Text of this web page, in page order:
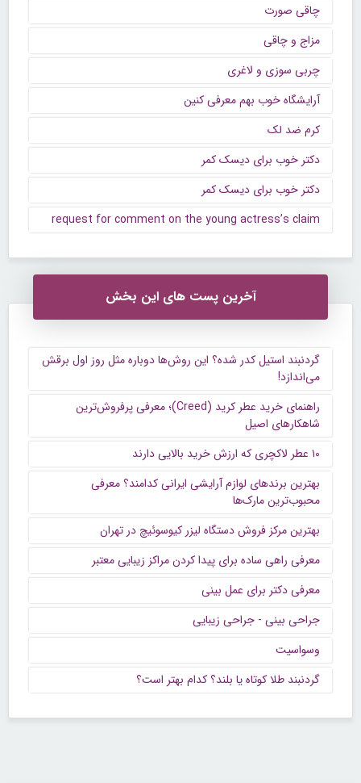
چاقی صورت
مزاج و چاقی
چربی سوزی و لاغری
آرایشگاه خوب بهم معرفی کنین
کرم ضد لک
دکتر خوب برای دیسک کمر
دکتر خوب برای دیسک کمر
request for comment on the young actress’s claim
آخرین پست های این بخش
گردنبند استیل کدر شده؟ این روش‌ها دوباره مثل روز اول برقش
می‌اندازد!
راهنمای خرید عطر کرید (Creed)؛ معرفی پرفروش‌ترین
شاهکارهای اصیل
۱۰ عطر لاکچری که ارزش خرید بالایی دارند
بهترین برندهای لوازم آرایشی ایرانی کدامند؟ معرفی
محبوب‌ترین مارک‌ها
بهترین مرکز فروش دستگاه لیزر کیوسوئیچ در تهران
معرفی راهی ساده برای پیدا کردن مراکز زیبایی معتبر
معرفی دکتر برای عمل بینی
جراحی بینی - جراحی زیبایی
وسواسیت
گردنبند طلا کوتاه یا بلند؟ کدام بهتر است؟